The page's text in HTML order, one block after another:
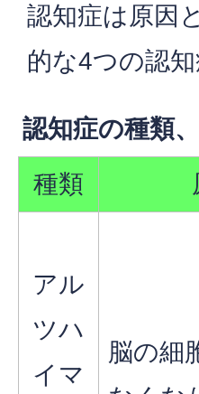
認知症は原因
的な4つの認知
認知症の種類
種類
アル
ツハ
イマ
脳の細